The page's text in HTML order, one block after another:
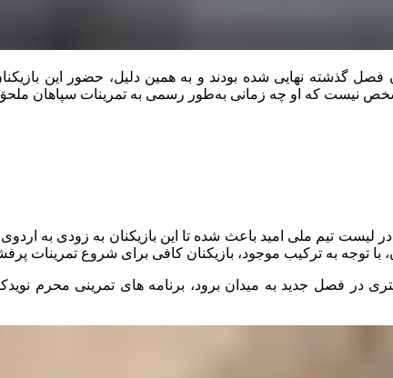
فصل گذشته نهایی شده بودند و به همین دلیل، حضور این
نیست که او چه زمانی به‌طور رسمی به تمرینات سپاهان ملحق
لیست تیم ملی امید باعث شده تا این بازیکنان به زودی به اردوی
توجه به ترکیب موجود، بازیکنان کافی برای شروع تمرینات
در فصل جدید به میدان برود، برنامه های تمرینی محرم